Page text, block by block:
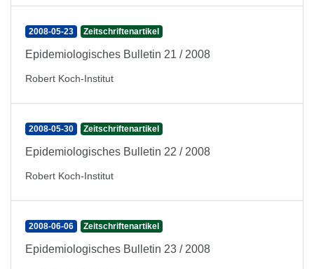
2008-05-23 Zeitschriftenartikel
Epidemiologisches Bulletin 21 / 2008
Robert Koch-Institut
2008-05-30 Zeitschriftenartikel
Epidemiologisches Bulletin 22 / 2008
Robert Koch-Institut
2008-06-06 Zeitschriftenartikel
Epidemiologisches Bulletin 23 / 2008